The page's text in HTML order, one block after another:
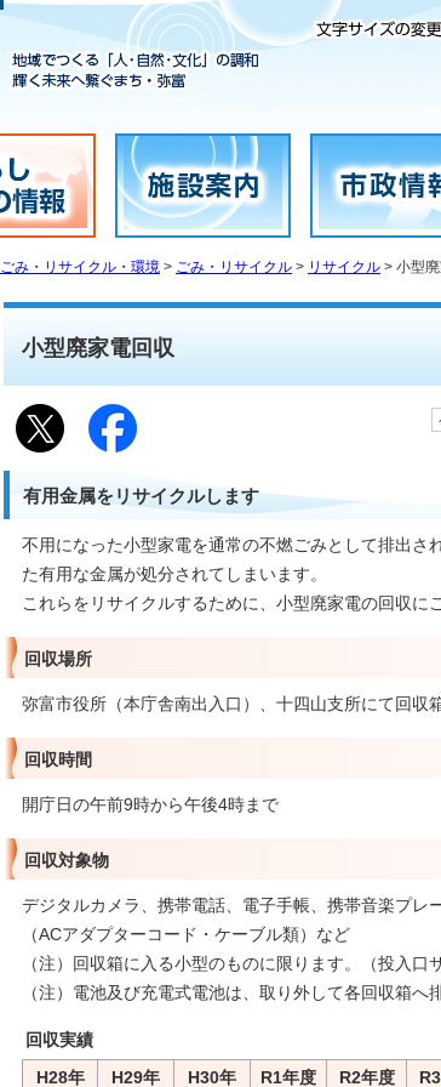
ごみ・リサイクル・環境 > ごみ・リサイクル > リサイクル > 小型
小型廃家電回収
有用金属をリサイクルします
不用になった小型家電を通常の不燃ごみとして排出さ
た有用な金属が処分されてしまいます。
これらをリサイクルするために、小型廃家電の回収に
回収場所
弥富市役所（本庁舎南出入口）、十四山支所にて回収
回収時間
開庁日の午前9時から午後4時まで
回収対象物
デジタルカメラ、携帯電話、電子手帳、携帯音楽プレ
（ACアダプターコード・ケーブル類）など
（注）回収箱に入る小型のものに限ります。（投入口
（注）電池及び充電式電池は、取り外して各回収箱へ
回収実績
H28年
H29年
H30年
R1年度 R2年度